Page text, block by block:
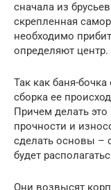
сначала из
скрепленная
необходимо
определяют центр.
Так как баня-
сборка ее
Причем делать
прочности и
сделать основы –
будет
Они возвысят